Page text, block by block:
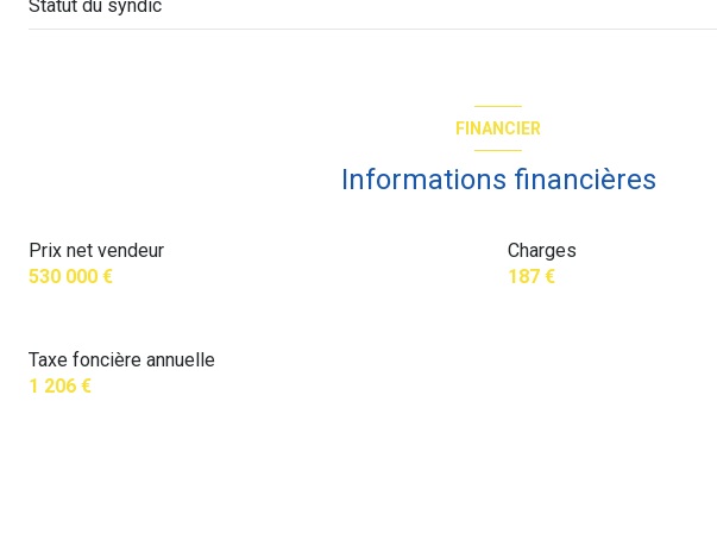
balcon
Statut du syndic
FINANCIER
Informations financières
Prix net vendeur
530 000 €
Charges
187 €
Taxe foncière annuelle
1 206 €